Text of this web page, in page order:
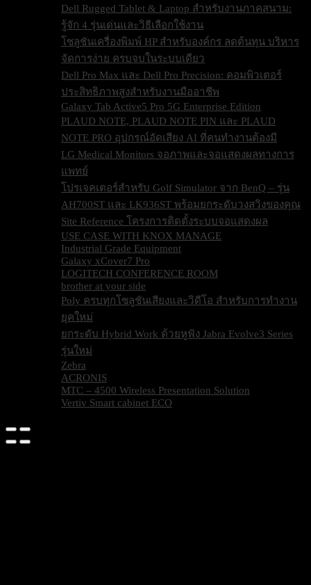
Dell Rugged Tablet & Laptop สำหรับงานภาคสนาม:
รู้จัก 4 รุ่นเด่นและวิธีเลือกใช้งาน
โซลูชันเครื่องพิมพ์ HP สำหรับองค์กร ลดต้นทุน บริหาร
จัดการง่าย ครบจบในระบบเดียว
Dell Pro Max และ Dell Pro Precision: คอมพิวเตอร์
ประสิทธิภาพสูงสำหรับงานมืออาชีพ
Galaxy Tab Active5 Pro 5G Enterprise Edition
PLAUD NOTE, PLAUD NOTE PIN และ PLAUD
NOTE PRO อุปกรณ์อัดเสียง AI ที่คนทำงานต้องมี
LG Medical Monitors จอภาพและจอแสดงผลทางการ
แพทย์
โปรเจคเตอร์สำหรับ Golf Simulator จาก BenQ – รุ่น
AH700ST และ LK936ST พร้อมยกระดับวงสวิงของคุณ
Site Reference โครงการติดตั้งระบบจอแสดงผล
USE CASE WITH KNOX MANAGE
Industrial Grade Equipment
Galaxy xCover7 Pro
LOGITECH CONFERENCE ROOM
brother at your side
Poly ครบทุกโซลูชันเสียงและวิดีโอ สำหรับการทำงาน
ยุคใหม่
ยกระดับ Hybrid Work ด้วยหูฟัง Jabra Evolve3 Series
รุ่นใหม่
Zebra
ACRONIS
MTC – 4500 Wireless Presentation Solution
Vertiv Smart cabinet ECO